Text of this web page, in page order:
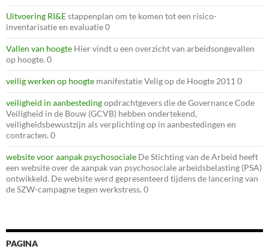
Uitvoering RI&Estappenplan om te komen tot een risico-
inventarisatie en evaluatie 0
Vallen van hoogte Hier vindt u een overzicht van arbeidsongevallen
op hoogte. 0
veilig werken op hoogte manifestatie Velig op de Hoogte 2011 0
veiligheid in aanbestedingopdrachtgevers die de Governance Code
Veiligheid in de Bouw (GCVB) hebben ondertekend,
veiligheidsbewustzijn als verplichting op in aanbestedingen en
contracten. 0
website voor aanpak psychosociale De Stichting van de Arbeid heeft
een website over de aanpak van psychosociale arbeidsbelasting (PSA)
ontwikkeld. De website werd gepresenteerd tijdens de lancering van
de SZW-campagne tegen werkstress. 0
PAGINA